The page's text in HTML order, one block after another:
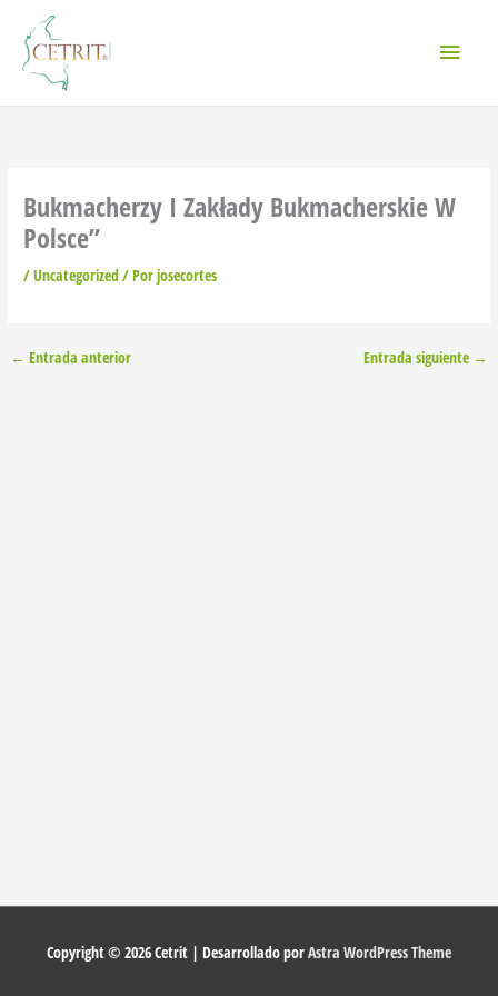
contenido
Bukmacherzy I Zakłady Bukmacherskie W
Polsce”
/Uncategorized/ Porjosecortes
← Entrada anterior Entrada siguiente →
Copyright © 2026Cetrit | Desarrollado porAstra WordPress Theme